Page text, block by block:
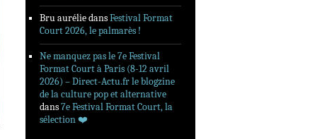
Bru auréliedansFestival Format
Court 2026, le palmarès !
Ne manquez pas le 7e Festival
Format Court à Paris (8-12 avril
2026) – Direct-Actu.fr le blogzine
de la culture pop et alternative
dans7e Festival Format Court, la
sélection ❤️‍